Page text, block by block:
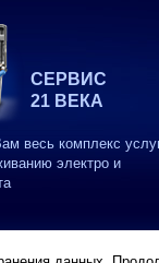
СЕРВИС
21 ВЕКА
весь комплекс
электро и